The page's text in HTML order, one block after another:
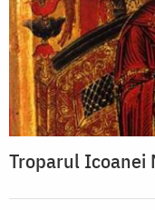
Troparul Icoanei